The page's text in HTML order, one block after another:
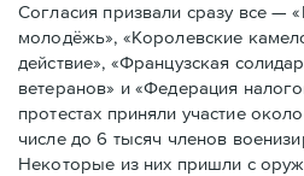
Согласия призвали сразу все —
молодёжь», «Королевские
действие», «Французская
ветеранов» и «Федерация
протестах приняли участие
числе до 6 тысяч членов
Некоторые из них пришли с